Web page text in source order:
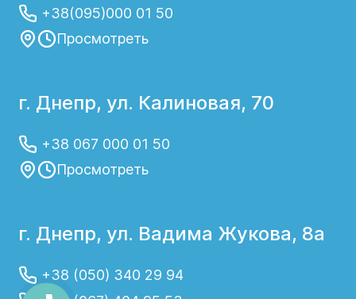
+38(095)000 01 50
Просмотреть
г. Днепр, ул. Калиновая, 70
+38 067 000 01 50
Просмотреть
г. Днепр, ул. Вадима Жукова, 8а
+38 (050) 340 29 94